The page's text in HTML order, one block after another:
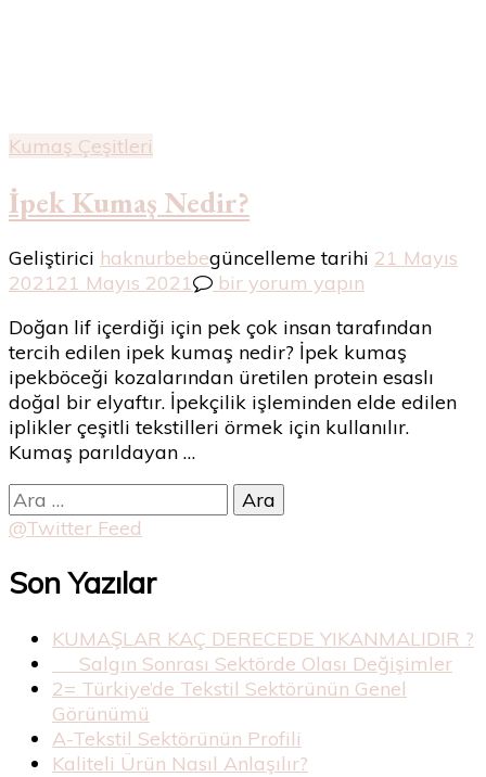
Kumaş Çeşitleri
İpek Kumaş Nedir?
Geliştirici haknurbebegüncelleme tarihi 21 Mayıs
202121 Mayıs 2021
İpek
Nedir?
için
bir yorum yapın
Doğan lif içerdiği için pek çok insan tarafından
tercih edilen ipek kumaş nedir? İpek kumaş
ipekböceği kozalarından üretilen protein esaslı
doğal bir elyaftır. İpekçilik işleminden elde edilen
iplikler çeşitli tekstilleri örmek için kullanılır.
Kumaş parıldayan …
Arama:
@Twitter Feed
Son Yazılar
KUMAŞLAR KAÇ DERECEDE YIKANMALIDIR ?
Salgın Sonrası Sektörde Olası Değişimler
2= Türkiye’de Tekstil Sektörünün Genel
Görünümü
A-Tekstil Sektörünün Profili
Kaliteli Ürün Nasıl Anlaşılır?